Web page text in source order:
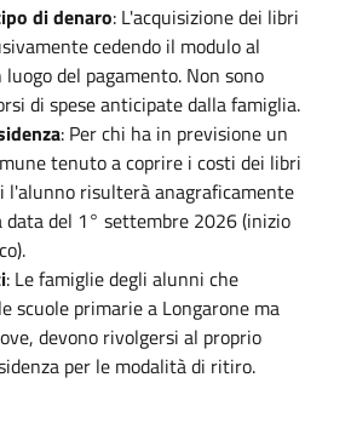
di denaro: L'acquisizione dei libri
cedendo il modulo al
del pagamento. Non sono
di spese anticipate dalla famiglia.
: Per chi ha in previsione un
tenuto a coprire i costi dei libri
l'alunno risulterà anagraficamente
data del 1° settembre 2026 (inizio
: Le famiglie degli alunni che
scuole primarie a Longarone ma
devono rivolgersi al proprio
per le modalità di ritiro.